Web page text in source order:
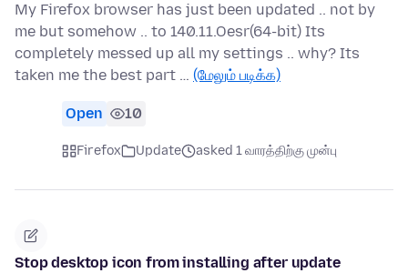
My Firefox browser has just been updated .. not by
me but somehow .. to 140.11.Oesr(64-bit) Its
completely messed up all my settings .. why? Its
taken me the best part … (மேலும் படிக்க)
Open 10
Firefox Update asked 1 வாரத்திற்கு முன்பு
Stop desktop icon from installing after update